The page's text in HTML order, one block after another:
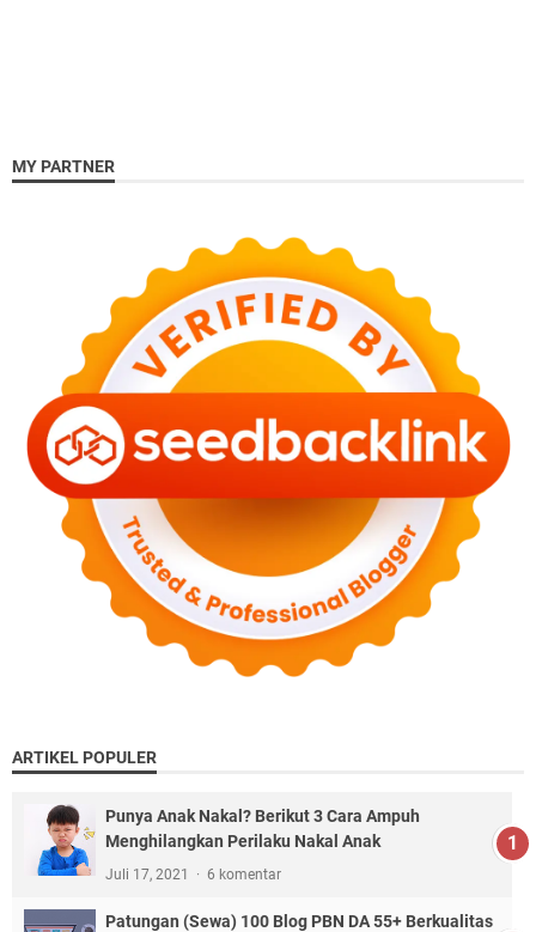
MY PARTNER
ARTIKEL POPULER
Punya Anak Nakal? Berikut 3 Cara Ampuh
Menghilangkan Perilaku Nakal Anak
Juli 17, 2021 6 komentar
Patungan (Sewa) 100 Blog PBN DA 55+ Berkualitas